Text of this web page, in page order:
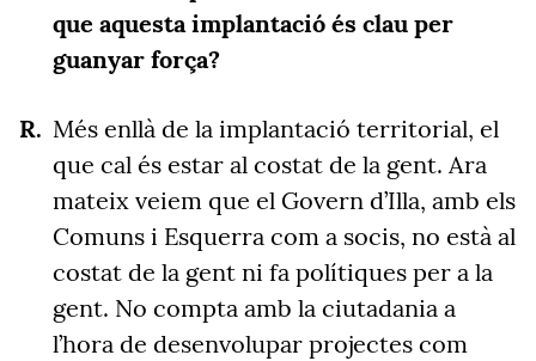
que aquesta implantació és clau per
guanyar força?
Més enllà de la implantació territorial, el
que cal és estar al costat de la gent. Ara
mateix veiem que el Govern d’Illa, amb els
Comuns i Esquerra com a socis, no està al
costat de la gent ni fa polítiques per a la
gent. No compta amb la ciutadania a
l’hora de desenvolupar projectes com